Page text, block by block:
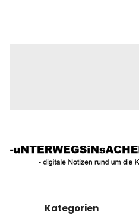
Kategorien